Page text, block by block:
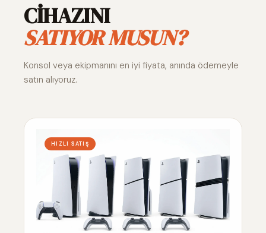
CİHAZINI
SATIYOR MUSUN?
Konsol veya ekipmanını en iyi fiyata, anında ödemeyle
satın alıyoruz.
HIZLI SATIŞ